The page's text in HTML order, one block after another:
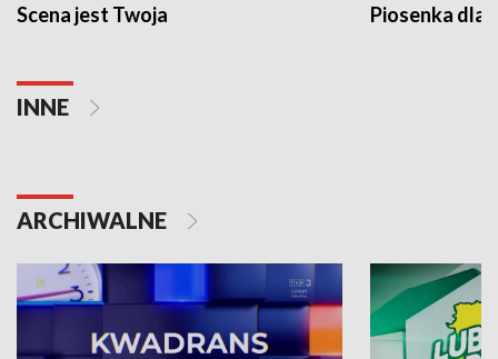
Scena jest Twoja Piosenka dla
INNE
ARCHIWALNE